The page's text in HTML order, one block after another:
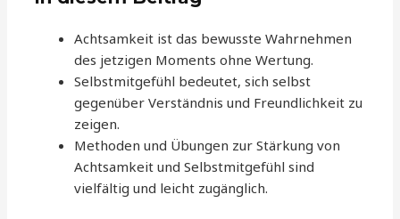
Achtsamkeit ist das bewusste Wahrnehmen
des jetzigen Moments ohne Wertung.
Selbstmitgefühl bedeutet, sich selbst
gegenüber Verständnis und Freundlichkeit zu
zeigen.
Methoden und Übungen zur Stärkung von
Achtsamkeit und Selbstmitgefühl sind
vielfältig und leicht zugänglich.